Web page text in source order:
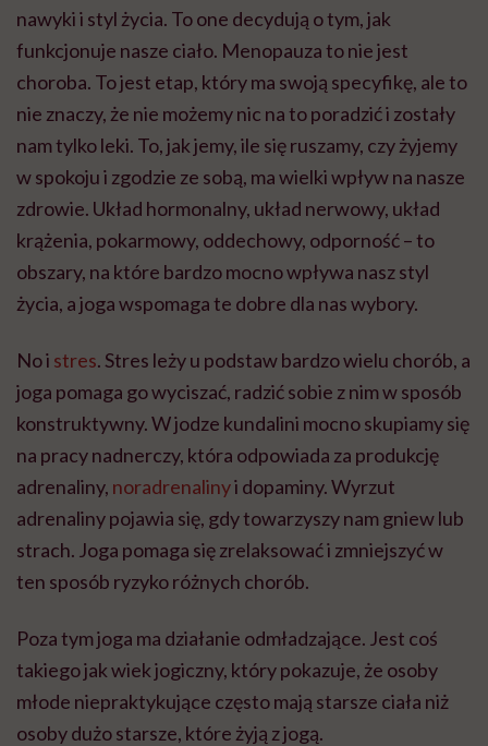
nawyki i styl życia. To one decydują o tym, jak
funkcjonuje nasze ciało. Menopauza to nie jest
choroba. To jest etap, który ma swoją specyfikę, ale to
nie znaczy, że nie możemy nic na to poradzić i zostały
nam tylko leki. To, jak jemy, ile się ruszamy, czyżyjemy
w spokoju i zgodzie ze sobą, ma wielki wpływ na nasze
zdrowie. Układ hormonalny, układ nerwowy, układ
krążenia, pokarmowy, oddechowy, odporność – to
obszary, na które bardzo mocno wpływa nasz styl
życia, a joga wspomaga te dobre dla nas wybory.
No i stres. Stres leży u podstaw bardzo wielu chorób, a
joga pomaga go wyciszać, radzić sobie z nim w sposób
konstruktywny. W jodze kundalini mocno skupiamy się
na pracy nadnerczy, która odpowiada za produkcję
adrenaliny, noradrenalinyi dopaminy. Wyrzut
adrenaliny pojawia się, gdy towarzyszy nam gniew lub
strach. Joga pomaga się zrelaksować i zmniejszyć w
ten sposób ryzyko różnych chorób.
Poza tym joga ma działanie odmładzające. Jest coś
takiego jak wiekjogiczny, który pokazuje, że osoby
młode niepraktykujące często mają starsze ciała niż
osoby dużo starsze, które żyją z jogą.